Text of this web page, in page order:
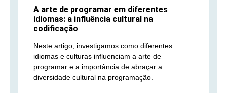
A arte de programar em diferentes
idiomas: a influência cultural na
codificação
Neste artigo, investigamos como diferentes
idiomas e culturas influenciam a arte de
programar e a importância de abraçar a
diversidade cultural na programação.